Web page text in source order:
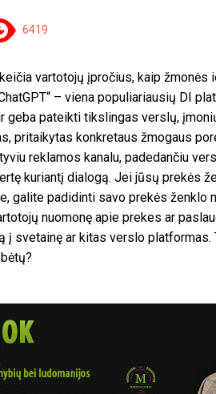
6419
vartotojų įpročius, kaip žmonės
– viena populiariausių DI
geba pateikti tikslingas verslų,
pritaikytas konkretaus žmogaus
reklamos kanalu, padedančiu
kuriantį dialogą. Jei jūsų prekės
galite padidinti savo prekės ženklo
nuomonę apie prekes ar
į svetainę ar kitas verslo platformas.